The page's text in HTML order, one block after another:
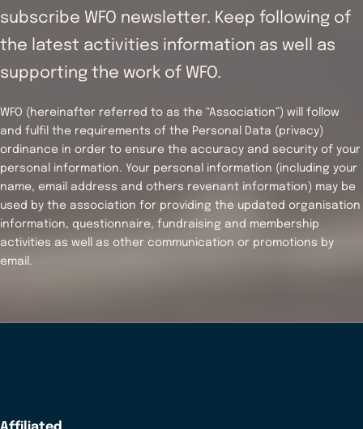
subscribe WFO newsletter. Keep following of
the latest activities information as well as
supporting the work of WFO.
WFO (hereinafter referred to as the “Association”) will follow
and fulfil the requirements of the Personal Data (privacy)
ordinance in order to ensure the accuracy and security of your
personal information. Your personal information (including your
name, email address and others revenant information) may be
used by the association for providing the updated organisation
information, questionnaire, fundraising and membership
activities as well as other communication or promotions by
email.